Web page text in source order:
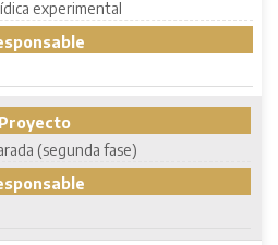
experimental
Proyecto
(segunda fase)